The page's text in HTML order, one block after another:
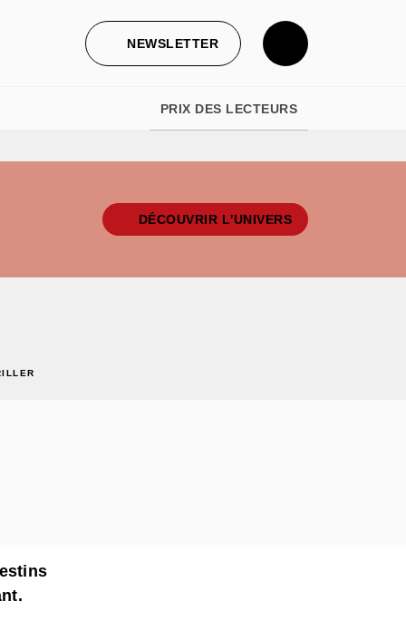
NEWSLETTER
PRIX DES LECTEURS
DÉCOUVRIR L'UNIVERS